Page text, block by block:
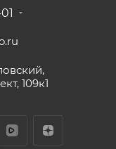
109к1